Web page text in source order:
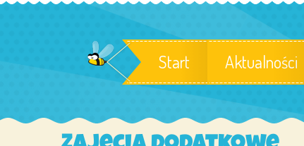
Start Aktualności